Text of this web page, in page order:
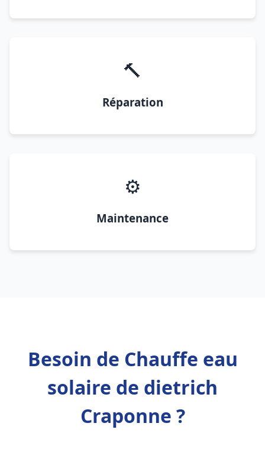
🔨
Réparation
⚙️
Maintenance
Besoin de Chauffe eau
solaire de dietrich
Craponne ?